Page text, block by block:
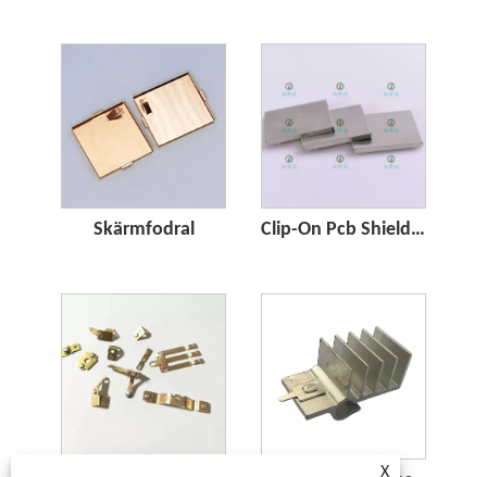
Skärmfodral Clip-On Pcb Shielding Cans with Cove
X